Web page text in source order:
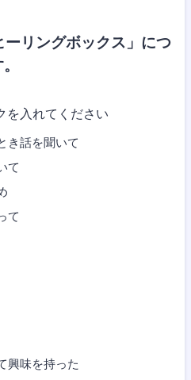
リングボックス」につ
を入れてください
き話を聞いて
て
て
興味を持った